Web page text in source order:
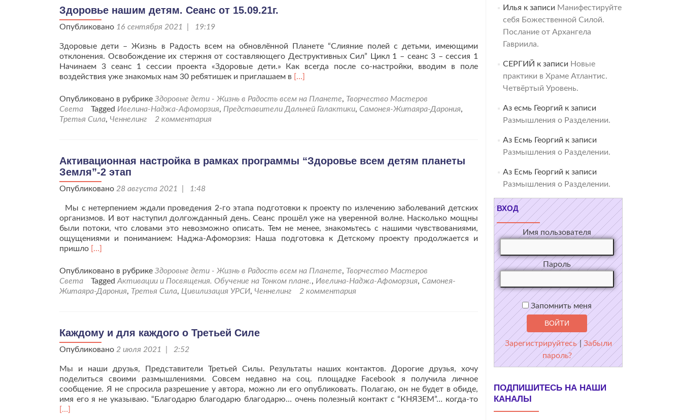
Здоровье нашим детям. Сеанс от 15.09.21г.
Опубликовано 16 сентября 2021 | 19:19
Здоровые дети – Жизнь в Радость всем на обновлённой Планете “Слияние полей с детьми, имеющими
отклонения. Освобождение их стержня от составляющего Деструктивных Сил” Цикл 1 – сеанс 3 – сессия 1
Начинаем 3 сеанс 1 сессии проекта «Здоровые дети.» Как всегда после со-настройки, вводим в поле
воздействия уже знакомых нам 30 ребятишек и приглашаем в Читать
проЗдоровье
нашим
[…]
Опубликовано в рубрике Здоровые дети - Жизнь в Радость всем на Планете, Творчество Мастеров
Света
Tagged Ивелина-Наджа-Афоморзия, Представители Дальней Галактики, Самонея-Житаяра-Дарония,
Третья Сила, Ченнелинг 2 комментария
Активационная настройка в рамках программы “Здоровье всем детям планеты
Земля”-2 этап
Опубликовано 28 августа 2021 | 1:48
Мы с нетерпением ждали проведения 2-го этапа подготовки к проекту по излечению заболеваний детских
организмов. И вот наступил долгожданный день. Сеанс прошёл уже на уверенной волне. Насколько мощны
были потоки, что словами это невозможно описать. Тем не менее, знакомьтесь с нашими чувствованиями,
ощущениями и пониманием: Наджа-Афоморзия: Наша подготовка к Детскому проекту продолжается и
пришло Читать
проАктивационная
настройка
в
всем
детям
планеты
этап
[…]
Опубликовано в рубрике Здоровые дети - Жизнь в Радость всем на Планете, Творчество Мастеров
Света
Tagged Активации и Посвящения. Обучение на Тонком плане., Ивелина-Наджа-Афоморзия, Самонея-
Житаяра-Дарония, Третья Сила, Цивилизация УРСИ, Ченнелинг 2 комментария
Каждому и для каждого о Третьей Силе
Опубликовано 2 июля 2021 | 2:52
Мы и наши друзья, Представители Третьей Силы. Результаты наших контактов. Дорогие друзья, хочу
поделиться своими размышлениями. Совсем недавно на соц. площадке Facebook я получила личное
сообщение. Я не спросила разрешение у автора, можно ли его опубликовать. Полагаю, он не будет в обиде,
имя его я не указываю. “Благодарю благодарю благодарю… очень полезный контакт с “КНЯЗЕМ”… когда-тоЧитать
[…]
Илья к записи Манифестируйте
себя Божественной Силой.
Послание от Архангела
Гавриила.
СЕРГИЙ к записи Новые
практики в Храме Атлантис.
Четвёртый Уровень.
Аз есмь Георгий к записи
Размышления о Разделении.
Аз Есмь Георгий к записи
Размышления о Разделении.
Аз Есмь Георгий к записи
Размышления о Разделении.
ВХОД
Имя пользователя
Пароль
Запомнить меня
Зарегистрируйтесь | Забыли
пароль?
ПОДПИШИТЕСЬ НА НАШИ
КАНАЛЫ